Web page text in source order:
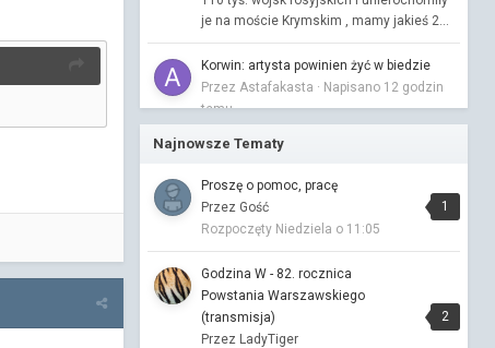
je na moście Krymskim , mamy jakieś 2...
Korwin: artysta powinien żyć w biedzie
Przez Astafakasta · Napisano 12 godzin
temu
Każdy sobie rzepkę skrobie. Ja rozumiem
powinęła, a żyje, ale jak ktoś ręce i rozum
ma to chyba umie na siebie zarobić. Nie
rozumiem tych roszczeń "artystów", może
to woda na młyn.
Przez Astafakasta ·
Napisano
13 godzin
temu
Najnowsze Tematy
1
Proszę o pomoc, pracę
Przez Gość
Rozpoczęty Niedziela o 11:05
2
Godzina W - 82. rocznica
Powstania Warszawskiego
(transmisja)
Przez LadyTiger